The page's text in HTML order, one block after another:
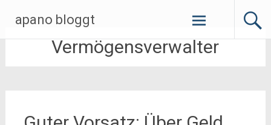
Inhalt
springen
apano bloggt
Vermögensverwalter